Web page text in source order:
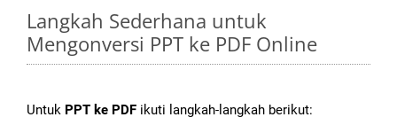
Langkah Sederhana untuk
Mengonversi PPT ke PDF Online
Untuk PPT ke PDF ikuti langkah-langkah berikut: